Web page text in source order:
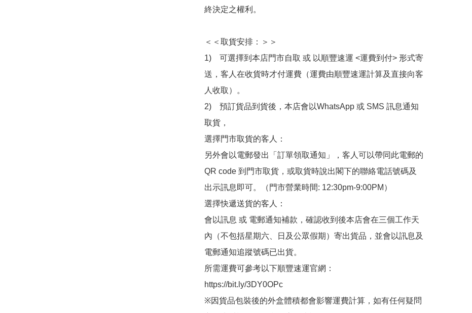
終決定之權利。
＜＜取貨安排：＞＞
1)　可選擇到本店門市自取 或 以順豐速運 <運費到付> 形式寄
送，客人在收貨時才付運費（運費由順豐速運計算及直接向客
人收取）。
2)　預訂貨品到貨後，本店會以WhatsApp 或 SMS 訊息通知
取貨，
選擇門市取貨的客人：
另外會以電郵發出「訂單領取通知」，客人可以帶同此電郵的
QR code 到門市取貨，或取貨時說出閣下的聯絡電話號碼及
出示訊息即可。（門市營業時間: 12:30pm-9:00PM）
選擇快遞送貨的客人：
會以訊息 或 電郵通知補款，確認收到後本店會在三個工作天
內（不包括星期六、日及公眾假期）寄出貨品，並會以訊息及
電郵通知追蹤號碼已出貨。
所需運費可參考以下順豐速運官網：
https://bit.ly/3DY0OPc
※因貨品包裝後的外盒體積都會影響運費計算，如有任何疑問